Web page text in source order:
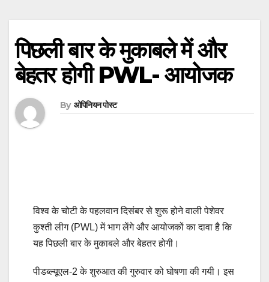
पिछली बार के मुकाबले में और
बेहतर होगी PWL- आयोजक
By ओपिनियन पोस्ट
विश्व के चोटी के पहलवान दिसंबर से शुरू होने वाली पेशेवर
कुश्ती लीग (PWL) में भाग लेंगे और आयोजकों का दावा है कि
यह पिछली बार के मुकाबले और बेहतर होगी।
पीडब्ल्यूएल-2 के शुरुआत की गुरुवार को घोषणा की गयी। इस